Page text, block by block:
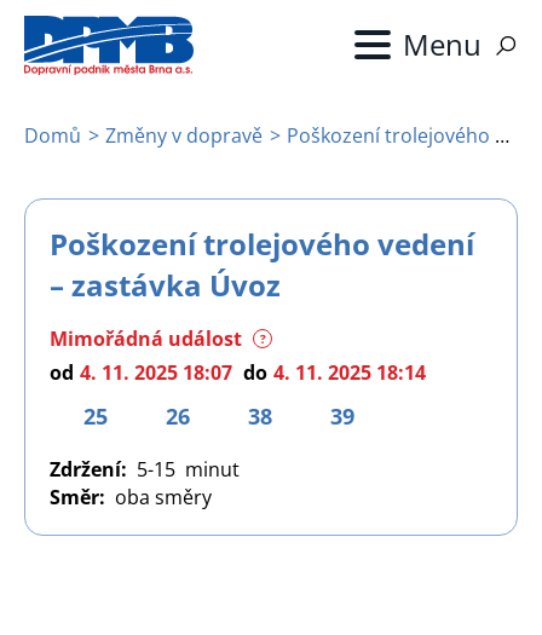
Přejít
hlavnímu
Drobečková
navigace
Domů Změny v dopravě Poškození trolejového vedení – zastávka Úvoz
Poškození trolejového vedení
– zastávka Úvoz
Mimořádná událost ?
od 4. 11. 2025 18:07 do 4. 11. 2025 18:14
25 26 38 39
Zdržení
5-15
Směr
oba směry